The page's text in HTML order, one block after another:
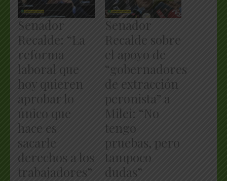
Senador
Recalde: “La
reforma
laboral que
hoy quieren
aprobar lo
único que
hace es
sacarle
derechos a los
trabajadores”
Senador
Recalde sobre
el apoyo de
“gobernadores
de extracción
peronista” a
Milei: “No
tengo
pruebas, pero
tampoco
dudas”